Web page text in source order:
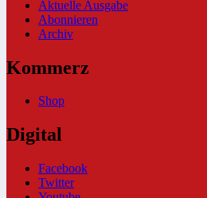
Aktuelle Ausgabe
Abonnieren
Archiv
Kommerz
Shop
Digital
Facebook
Twitter